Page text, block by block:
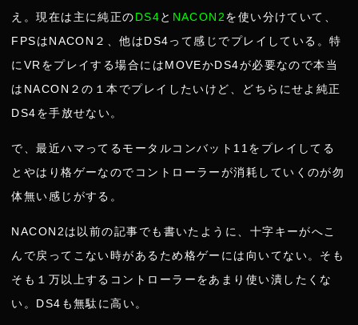
t
e
e
え。現在は主に純正のDS4と NACON2を使い分けていて、
FPSはNACON２、他はDS4って感じでプレイしている。特
にVRをプレイする場合にはMOVEかDS4が必要なので本当
はNACON２の１本でプレイしたいけど、どちらにせよ純正
DS4を手放せない。
で、最近ハマってるモータルコンバット11をプレイしてる
とやはり格ゲーなのでコントローラーが消耗していくのが勿
体無い感じがする。
NACON2は以前の記事でも書いたように、十字キーがへこ
んで戻ってこない時があるため格ゲーには向いてない。そも
そも１万以上するコントローラーをあまり使い潰したくな
い。DS4も無駄に高い。